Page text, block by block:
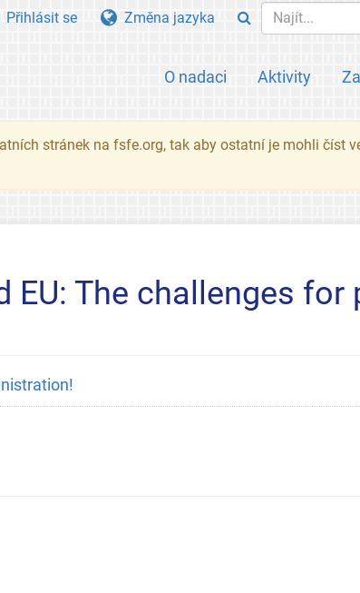
O nadaci Aktivity
Přihlásit se Změna jazyka
stránek na fsfe.org, tak aby ostatní je mohli číst
EU: The challenges for